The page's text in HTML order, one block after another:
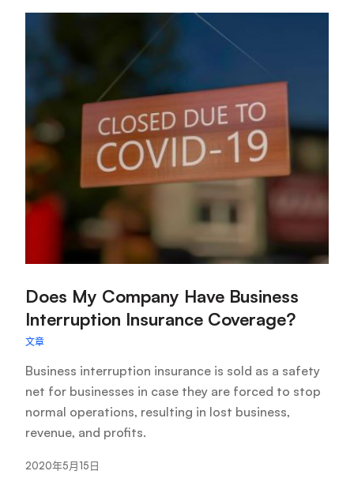
文章
:Does My Company Have Business
Interruption Insurance Coverage?
Business interruption insurance is sold as a safety
net for businesses in case they are forced to stop
normal operations, resulting in lost business,
revenue, and profits.
2020年5月15日